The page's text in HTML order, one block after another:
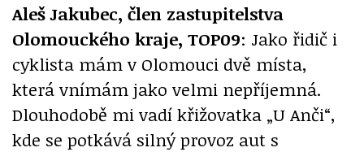
Aleš Jakubec, člen zastupitelstva
Olomouckého kraje, TOP09: Jako řidič i
cyklista mám v Olomouci dvě místa,
která vnímám jako velmi nepříjemná.
Dlouhodobě mi vadí křižovatka „U Anči“,
kde se potkává silný provoz aut s